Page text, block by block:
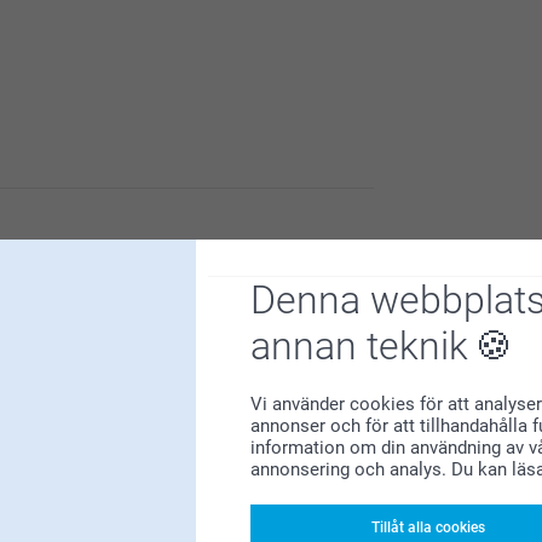
Denna
annan teknik
Vi använder cookies för att
annonser och för att tillhandahålla
information om din användning av
annonsering och analys. Du kan
Tillåt alla cookies
nöjd med din shoppingkasse, vi hoppas du